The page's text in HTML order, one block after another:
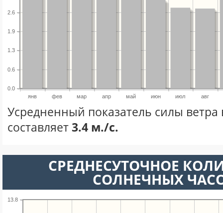
янв фев мар апр май июн июл авг
0.0
0.6
1.3
1.9
2.6
Усредненный показатель силы ветра
составляет3.4 м./с.
СРЕДНЕСУТОЧНОЕ
СОЛНЕЧНЫХ
13.8